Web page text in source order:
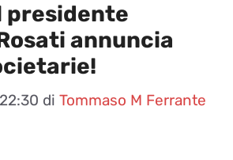
presidente
annuncia
di Tommaso M Ferrante